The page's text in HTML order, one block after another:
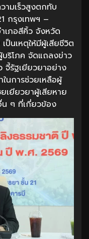
ามเร็วสูงตกทับ
กรุงเทพฯ –
เภอสีคิ้ว จังหวัด
ป็นเหตุให้มีผู้เสียชีวิต
ริโภค จัดแถลงข่าว
จี้รัฐเยียวยาอย่าง
นการช่วยเหลือผู้
เยียวยาผู้เสียหาย
น ๆ ที่เกี่ยวข้อง